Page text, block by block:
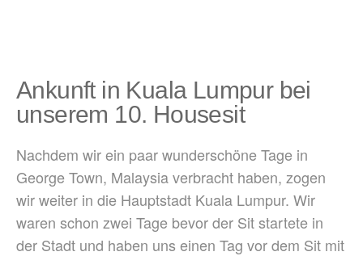
Ankunft in Kuala Lumpur bei
unserem 10. Housesit
Nachdem wir ein paar wunderschöne Tage in
George Town, Malaysia verbracht haben, zogen
wir weiter in die Hauptstadt Kuala Lumpur. Wir
waren schon zwei Tage bevor der Sit startete in
der Stadt und haben uns einen Tag vor dem Sit mit